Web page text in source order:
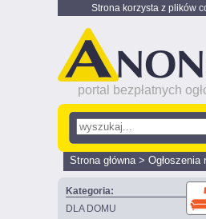
Strona korzysta z plików
portal bezpłatnych
Strona główna> Ogłoszenia
Kategoria:
DLA DOMU